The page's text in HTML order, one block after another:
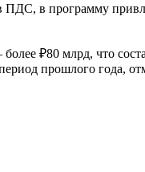
в программу
₽80 млрд, что
прошлого года,